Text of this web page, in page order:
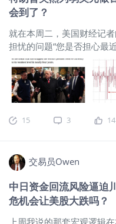
的情况，有一半概率形成了
不是很大，但顺势出现修
不小的。特别需要提及的
也完成了9次信号，日线则
现了同样的信号。三重组
下，再叠加上美股上涨明
景，相对而言，倾向
场上，美元指数弱势的不
再次回跌，并连破两个支
置上找到支撑的话，则势
破则下行空间会再度打开
元树公司(DLTR)$ $新兴市
元指数-
DB(UUP)$
最近有海外媒
会到了？
就在本周二，美国财经记
担忧的问题“您是否担心最
乎市场的意料，特朗普回
到它自己的水平，这才是
本，他们总是想让自己的
对美元走软的“默许”甚至“
创下自去年关税威胁以来
的主线。$做空美元指数-
会跌落技术上的悬崖边缘
美国”的传统信仰，但著名
丹利外汇策略师斯蒂芬·任
15 3 14
交易员Owen
中日资金回流风险逼迫
危机会让美股大跌吗？
上周我说的那套宏观逻辑